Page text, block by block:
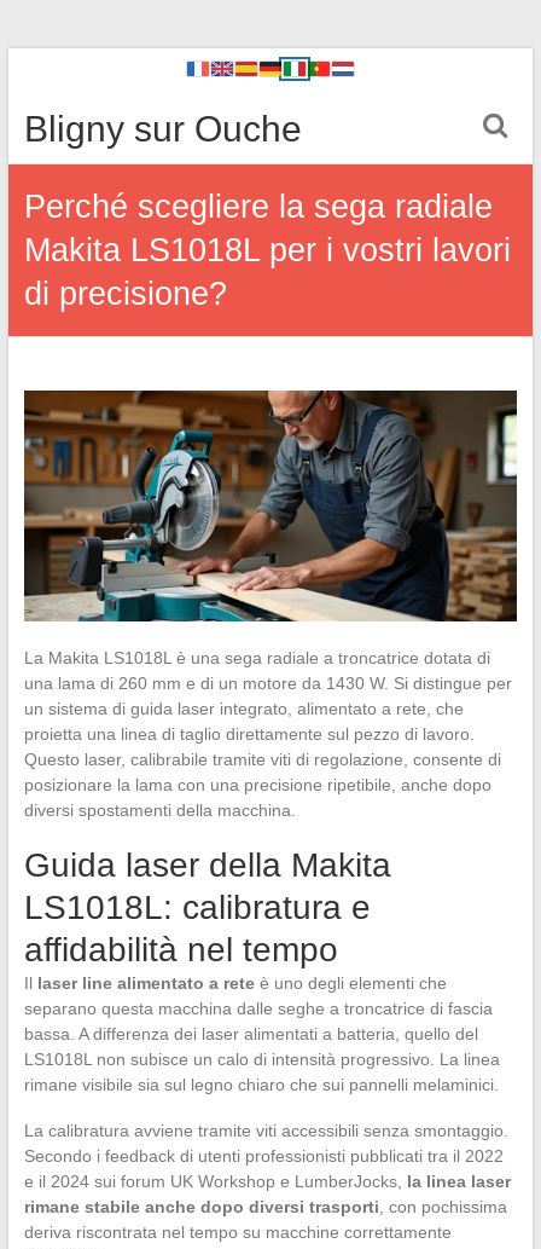
Bligny sur Ouche
Perché scegliere la sega radiale
Makita LS1018L per i vostri lavori
di precisione?
La Makita LS1018L è una sega radiale a troncatrice dotata di
una lama di 260 mm e di un motore da 1430 W. Si distingue per
un sistema di guida laser integrato, alimentato a rete, che
proietta una linea di taglio direttamente sul pezzo di lavoro.
Questo laser, calibrabile tramite viti di regolazione, consente di
posizionare la lama con una precisione ripetibile, anche dopo
diversi spostamenti della macchina.
Guida laser della Makita
LS1018L: calibratura e
affidabilità nel tempo
Il laser line alimentato a reteè uno degli elementi che
separano questa macchina dalle seghe a troncatrice di fascia
bassa. A differenza dei laser alimentati a batteria, quello del
LS1018L non subisce un calo di intensità progressivo. La linea
rimane visibile sia sul legno chiaro che sui pannelli melaminici.
La calibratura avviene tramite viti accessibili senza smontaggio.
Secondo i feedback di utenti professionisti pubblicati tra il 2022
e il 2024 sui forum UK Workshop e LumberJocks, la linea laser
rimane stabile anche dopo diversi trasporti , con pochissima
deriva riscontrata nel tempo su macchine correttamente